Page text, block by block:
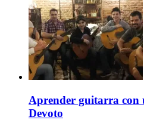
Aprender guitarra con
Devoto